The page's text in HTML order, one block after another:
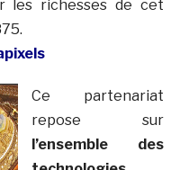
les richesses de cet
Ce partenariat
repose sur
l’ensemble des